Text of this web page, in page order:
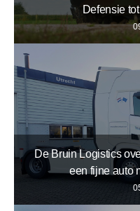
Defensie
De Bruin Logistics
een fijne auto